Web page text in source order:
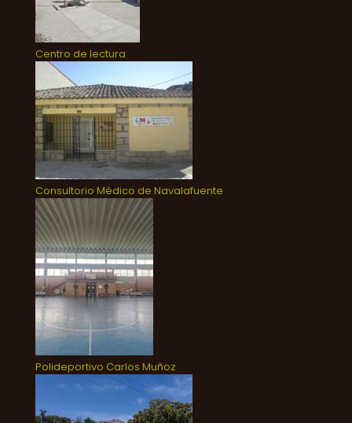
Centro de lectura
Consultorio Médico de Navalafuente
Polideportivo Carlos Muñoz